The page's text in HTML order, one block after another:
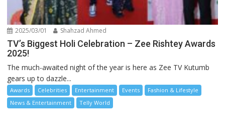
2025/03/01 Shahzad Ahmed
TV’s Biggest Holi Celebration – Zee Rishtey Awards
2025!
The much-awaited night of the year is here as Zee TV Kutumb
gears up to dazzle...
Awards Celebrities Entertainment Events
Fashion & Lifestyle
News & Entertainment
Telly World